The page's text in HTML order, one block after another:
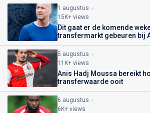
1 augustus
15K+ views
Dit gaat er de komende
transfermarkt gebeuren bij
5 augustus
11K+ views
Anis Hadj Moussa bereikt
transferwaarde ooit
6 augustus
6K+ views